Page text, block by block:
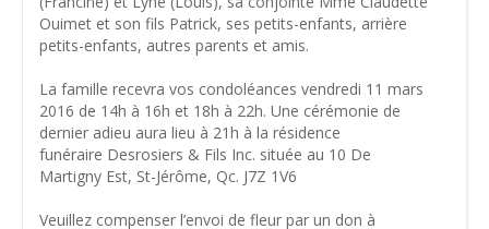
Ouimet et son fils Patrick, ses petits-enfants, arrière
petits-enfants, autres parents et amis.
La famille recevra vos condoléances vendredi 11 mars
2016 de 14h à 16h et 18h à 22h. Une cérémonie de
dernier adieu aura lieu à 21h à la résidence
funéraire Desrosiers & Fils Inc. située au 10 De
Martigny Est, St-Jérôme, Qc. J7Z 1V6
Veuillez compenser l’envoi de fleur par un don à